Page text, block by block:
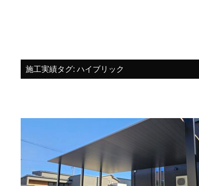
施工実績タグ: ハイブリック